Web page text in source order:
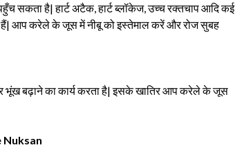
सकता है| हार्ट अटैक, हार्ट ब्लॉकेज, उच्च रक्तचाप आदि कई
हैं| आप करेले के जूस में नीबू को इस्तेमाल करें और रोज सुबह
बढ़ाने का कार्य करता है| इसके खातिर आप करेले के जूस
Nuksan